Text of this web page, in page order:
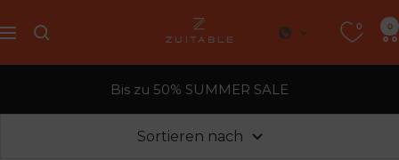
zum
Navigation
Zuitable 0 0
Bis zu 50% SUMMER SALE
Sortieren nach